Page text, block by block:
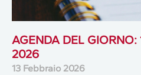
AGENDA DEL
2026
13 Febbraio 2026